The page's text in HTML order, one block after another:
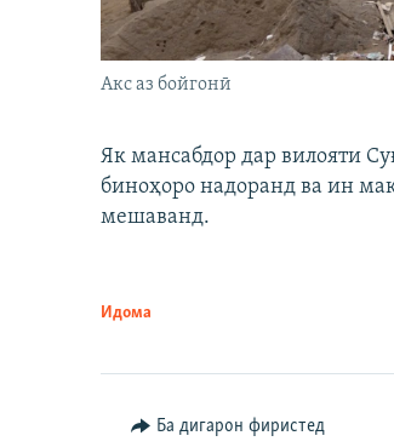
Акс аз бойгонӣ
Як мансабдор дар вилояти
биноҳоро надоранд ва ин
мешаванд.
Идома
Ба дигарон фиристед